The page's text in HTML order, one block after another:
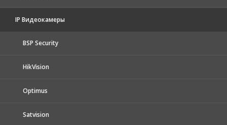
IP Видеокамеры
BSP Security
HikVision
Optimus
Satvision